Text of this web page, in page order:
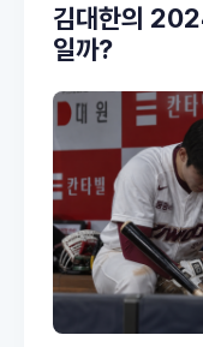
김대한의
일까?